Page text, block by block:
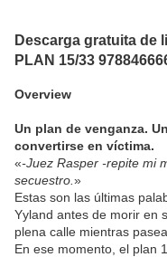
Descarga gratuita de
PLAN 15/33
Overview
Un plan de venganza.
convertirse en víctima.
«-Juez Rasper -repite mi
secuestro. »
Estas son las últimas
Yyland antes de morir en
plena calle mientras
En ese momento, el plan